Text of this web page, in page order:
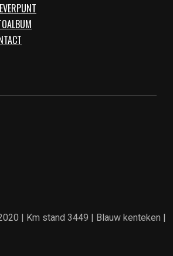
| Km stand 3449 | Blauw kenteken |